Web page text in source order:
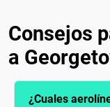
Consejos
a
¿Cuales